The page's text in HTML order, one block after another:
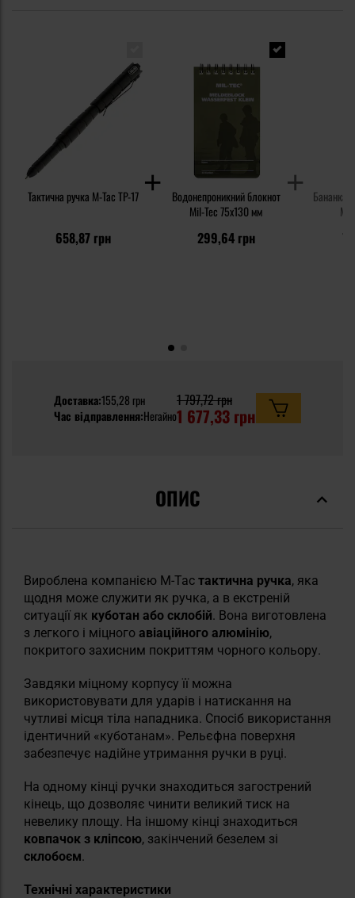
Тактична ручка M-Tac TP-17
658,87 грн
Водонепроникний блокнот
Mil-Tec 75x130 мм
299,64 грн
Бананка
Доставка:155,28 грн
Час відправлення:Негайно
1 797,72 грн
1 677,33 грн
ОПИС
Вироблена компанією M-Tac тактична ручка, яка
щодня може служити як ручка, а в екстреній
ситуації як куботан або склобій. Вона виготовлена
з легкого і міцного авіаційного алюмінію,
покритого захисним покриттям чорного кольору.
Завдяки міцному корпусу її можна
використовувати для ударів і натискання на
чутливі місця тіла нападника. Спосіб використання
ідентичний «куботанам». Рельєфна поверхня
забезпечує надійне утримання ручки в руці.
На одному кінці ручки знаходиться загострений
кінець, що дозволяє чинити великий тиск на
невелику площу. На іншому кінці знаходиться
ковпачок з кліпсою, закінчений безелем зі
склобоєм.
Технічні характеристики